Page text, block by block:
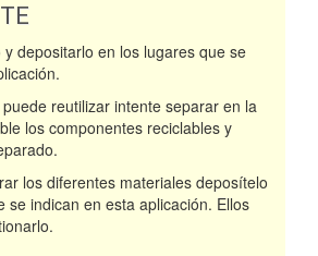
depositarlo en los lugares que se
reutilizar intente separar en la
los componentes reciclables y
los diferentes materiales deposítelo
se indican en esta aplicación. Ellos